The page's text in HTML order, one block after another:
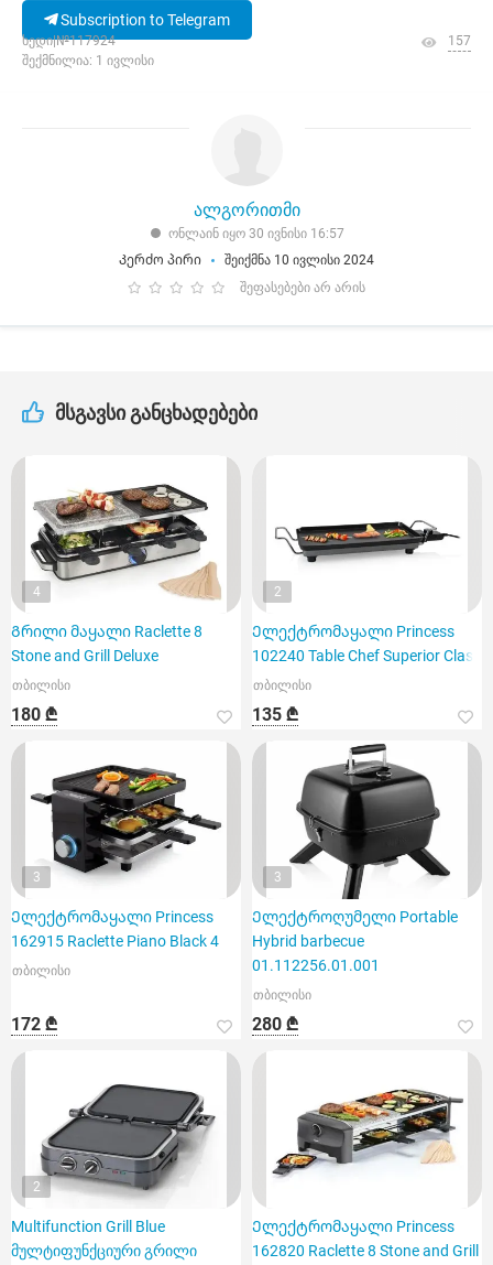
Subscription to Telegram
ხედი|№117924
შექმნილია: 1 ივლისი
157
ალგორითმი
ონლაინ იყო 30 ივნისი 16:57
Კერძო პირი
შეიქმნა 10 ივლისი 2024
შეფასებები არ არის
მსგავსი განცხადებები
4
Გრილი მაყალი Raclette 8
Stone and Grill Deluxe
თბილისი
180 ₾
2
Ელექტრომაყალი Princess
102240 Table Chef Superior Clas
თბილისი
135 ₾
3
Ელექტრომაყალი Princess
162915 Raclette Piano Black 4
თბილისი
172 ₾
3
Ელექტროღუმელი Portable
Hybrid barbecue
01.112256.01.001
თბილისი
280 ₾
2
Multifunction Grill Blue
მულტიფუნქციური გრილი
Ელექტრომაყალი Princess
162820 Raclette 8 Stone and Grill